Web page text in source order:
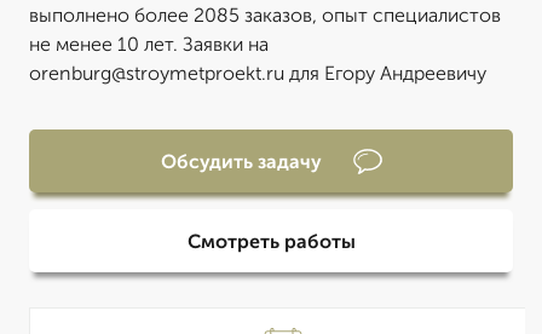
выполнено более 2085 заказов, опыт специалистов
не менее 10 лет. Заявки на
orenburg@stroymetproekt.ru для Егору Андреевичу
Обсудить задачу
Смотреть работы